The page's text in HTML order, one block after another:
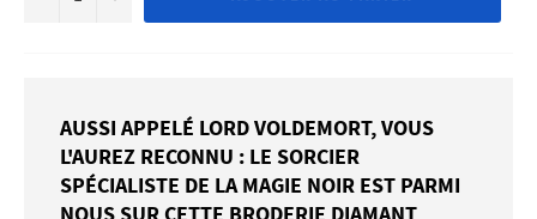
AUSSI APPELÉ LORD VOLDEMORT, VOUS
L'AUREZ RECONNU : LE SORCIER
SPÉCIALISTE DE LA MAGIE NOIR EST PARMI